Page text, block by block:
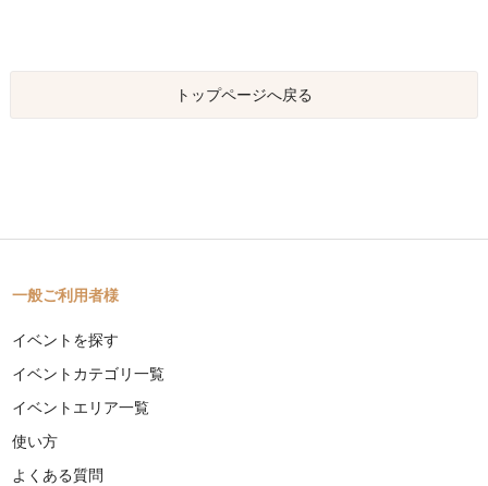
トップページへ戻る
一般ご利用者様
イベントを探す
イベントカテゴリ一覧
イベントエリア一覧
使い方
よくある質問